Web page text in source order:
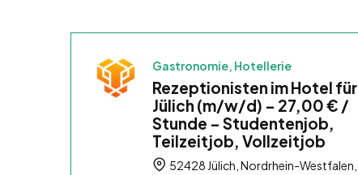
Gastronomie, Hotellerie
Rezeptionisten im Hotel für
Jülich (m/w/d) – 27,00 € /
Stunde – Studentenjob,
Teilzeitjob, Vollzeitjob
52428 Jülich, Nordrhein-Westfalen,